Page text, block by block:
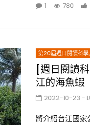
1 780
第20屆週日閱讀科學
[週日閱讀
江的海魚蝦
2022-10-23 -
將介紹台江國家